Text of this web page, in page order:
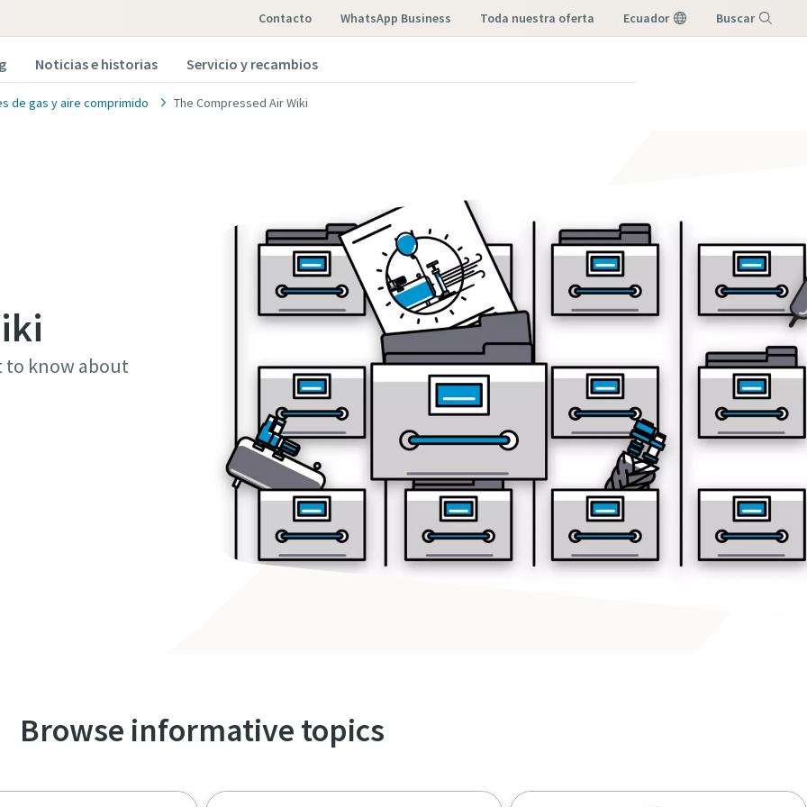
Contacto WhatsApp Business toda nuestra oferta Ecuador Buscar
Noticias e historias Servicio y recambios
de gas y aire comprimido The Compressed Air Wiki
to know about
Browse informative topics